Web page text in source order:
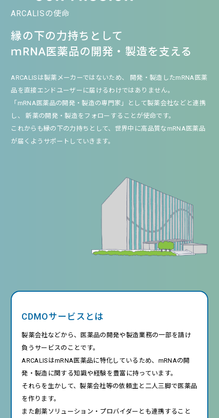
ARCALISの使命
縁の下の力持ちとして
ｍRNA医薬品の開発・製造を支える
ARCALISは製薬メーカーではないため、
開発・製造したmRNA医薬
品を直接エンドユーザーに届けるわけではありません。
「mRNA医薬品の開発・製造の専門家」として製薬会社などと連携
し、
新薬の開発・製造をフォローすることが使命です。
これからも縁の下の力持ちとして、世界中に高品質なmRNA医薬品
が届くようサポートしていきます。
CDMOサービスとは
製薬会社などから、医薬品の開発や製造業務の一部を請け
負うサービスのことです。
ARCALISはmRNA医薬品に特化しているため、mRNAの開
発・製造に関する知識や経験を豊富に持っています。
それらを生かして、製薬会社等の依頼主と二人三脚で医薬品
を作ります。
また創薬ソリューション・プロバイダーとも連携すること